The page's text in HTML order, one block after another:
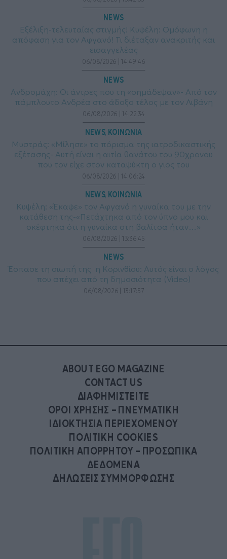
NEWS
Εξέλιξη-τελευταίας στιγμής! Κυψέλη: Ομόφωνη η
απόφαση για τον Αφγανό! Τι διέταξαν ανακριτής και
εισαγγελέας
06/08/2026 | 14:49:46
NEWS
Ανδρομάχη: Οι άντρες που τη «σημάδεψαν»- Από τον
πάμπλουτο Ανδρέα στο άδοξο τέλος με τον Λιβάνη
06/08/2026 | 14:22:34
NEWS, ΚΟΙΝΩΝΙΑ
Μυστράς: «Μίλησε» το πόρισμα της ιατροδικαστικής
εξέτασης- Αυτή είναι η αιτία θανάτου του 90χρονου
που τον είχε στον καταψύκτη ο γιος του
06/08/2026 | 14:06:24
NEWS, ΚΟΙΝΩΝΙΑ
Κυψέλη: «Έκαψε» τον Αφγανό η γυναίκα του με την
κατάθεση της-«Πετάχτηκα από τον ύπνο μου και
σκέφτηκα ότι η γυναίκα στη βαλίτσα ήταν…»
06/08/2026 | 13:36:45
NEWS
Έσπασε τη σιωπή της η Κορινθίου: Αυτός είναι ο λόγος
που απέχει από τη δημοσιότητα (Video)
06/08/2026 | 13:17:57
ABOUT EGO MAGAZINE
CONTACT US
ΔΙΑΦΗΜΙΣΤΕΙΤΕ
ΟΡΟΙ ΧΡΗΣΗΣ – ΠΝΕΥΜΑΤΙΚΗ
ΙΔΙΟΚΤΗΣΙΑ ΠΕΡΙΕΧΟΜΕΝΟΥ
ΠΟΛΙΤΙΚΗ COOKIES
ΠΟΛΙΤΙΚΗ ΑΠΟΡΡΗΤΟΥ – ΠΡΟΣΩΠΙΚΑ
ΔΕΔΟΜΕΝΑ
ΔΗΛΩΣΕΙΣ ΣΥΜΜΟΡΦΩΣΗΣ